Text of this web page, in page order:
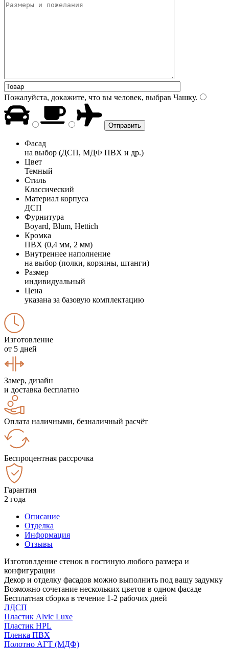
Пожалуйста, докажите, что вы человек, выбрав Чашку.
Фасад
на выбор (ДСП, МДФ ПВХ и др.)
Цвет
Темный
Стиль
Классический
Материал корпуса
ДСП
Фурнитура
Boyard, Blum, Hettich
Кромка
ПВХ (0,4 мм, 2 мм)
Внутреннее наполнение
на выбор (полки, корзины, штанги)
Размер
индивидуальный
Цена
указана за базовую комплектацию
Изготовление
от 5 дней
Замер, дизайн
и доставка бесплатно
Оплата наличными, безналичный расчёт
Беспроцентная рассрочка
Гарантия
2 года
Описание
Отделка
Информация
Отзывы
Изготовлдение стенок в гостиную любого размера и
конфигурации
Декор и отделку фасадов можно выполнить под вашу задумку
Возможно сочетание нескольких цветов в одном фасаде
Бесплатная сборка в течение 1-2 рабочих дней
ЛДСП
Пластик Alvic Luxe
Пластик HPL
Пленка ПВХ
Полотно АГТ (МДФ)